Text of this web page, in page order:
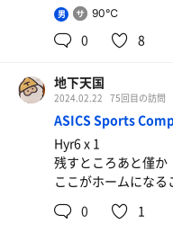
男 90℃
0 8
地下天国
2024.02.22 75回目の訪問
ASICS Sports
Hyr6 x 1
残すところあと僅か
ここがホームになる
0
1